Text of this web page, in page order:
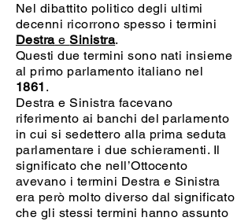
Nel dibattito politico degli ultimi
decenni ricorrono spesso i termini
DestraeSinistra.
Questi due termini sono nati insieme
al primo parlamento italiano nel
1861 .
Destra e Sinistra facevano
riferimento ai banchi del parlamento
in cui si sedettero alla prima seduta
parlamentare i due schieramenti. Il
significato che nell’Ottocento
avevano i termini Destra e Sinistra
era però molto diverso dal significato
che gli stessi termini hanno assunto